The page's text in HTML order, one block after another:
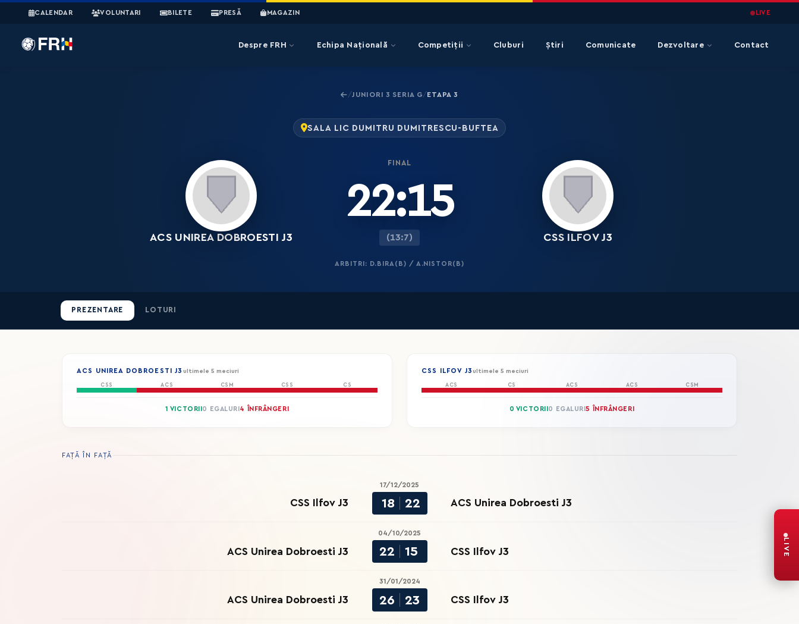
CALENDAR VOLUNTARI BILETE PRESĂ MAGAZIN LIVE
Despre FRH Echipa Națională Competiții Cluburi Știri Comunicate Dezvoltare Contact
/JUNIORI 3 SERIA G/ETAPA 3
SALA LIC DUMITRU DUMITRESCU-BUFTEA
ACS UNIREA DOBROESTI J3
FINAL
22:15
(13:7) CSS ILFOV J3
ARBITRI: D.BIRA(B) / A.NISTOR(B)
PREZENTARE LOTURI
ACS UNIREA DOBROESTI J3 ultimele 5 meciuri
CSS ACS CSM CSS CS
1 VICTORII 0 EGALURI 4 ÎNFRÂNGERI
CSS ILFOV J3 ultimele 5 meciuri
ACS CS ACS ACS CSM
0 VICTORII 0 EGALURI5 ÎNFRÂNGERI
FAȚĂ ÎN FAȚĂ
CSS Ilfov J3
17/12/2025
18 22 ACS Unirea Dobroesti J3
ACS Unirea Dobroesti J3
04/10/2025
22 15 CSS Ilfov J3
ACS Unirea Dobroesti J3
31/01/2024
26 23 CSS Ilfov J3
LIVE